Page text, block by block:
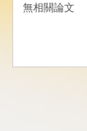
無相關論文